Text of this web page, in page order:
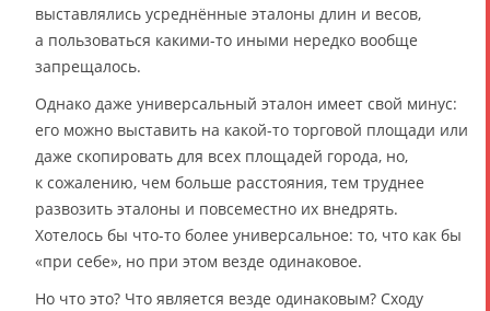
выставлялись усреднённые эталоны длин и весов,
а пользоваться какими-то иными нередко вообще
запрещалось.
Однако даже универсальный эталон имеет свой минус:
его можно выставить на какой-то торговой площади или
даже скопировать для всех площадей города, но,
к сожалению, чем больше расстояния, тем труднее
развозить эталоны и повсеместно их внедрять.
Хотелось бы что-то более универсальное: то, что как бы
«при себе», но при этом везде одинаковое.
Но что это? Что является везде одинаковым? Сходу